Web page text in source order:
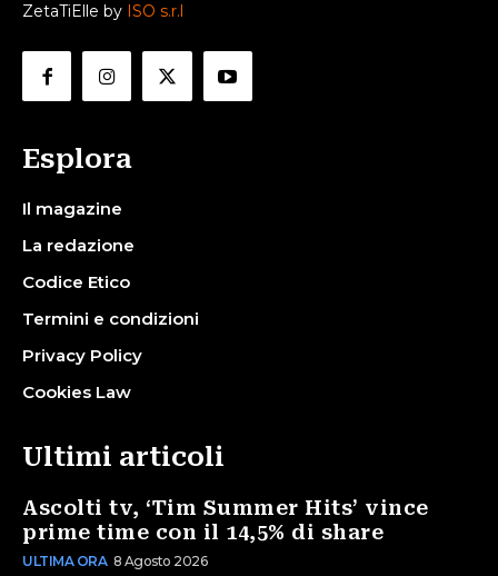
ZetaTiElle by ISO s.r.l
Esplora
Il magazine
La redazione
Codice Etico
Termini e condizioni
Privacy Policy
Cookies Law
Ultimi articoli
Ascolti tv, ‘Tim Summer Hits’ vince
prime time con il 14,5% di share
ULTIMA ORA 8 Agosto 2026